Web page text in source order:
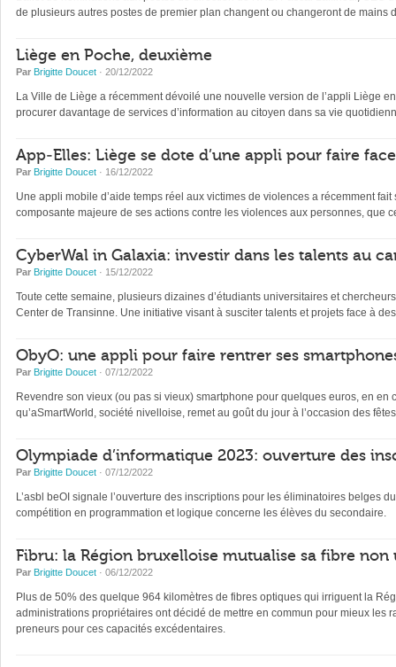
de plusieurs autres postes de premier plan changent ou changeront de mains
Liège en Poche, deuxième
Par Brigitte Doucet · 20/12/2022
La Ville de Liège a récemment dévoilé une nouvelle version de l’appli Liège
procurer davantage de services d’information au citoyen dans sa vie
App-Elles: Liège se dote d’une appli pour faire
Par Brigitte Doucet · 16/12/2022
Une appli mobile d’aide temps réel aux victimes de violences a récemment
composante majeure de ses actions contre les violences aux personnes, que
CyberWal in Galaxia: investir dans les talents au
Par Brigitte Doucet · 15/12/2022
Toute cette semaine, plusieurs dizaines d’étudiants universitaires et
Center de Transinne. Une initiative visant à susciter talents et projets face à
ObyO: une appli pour faire rentrer ses
Par Brigitte Doucet · 07/12/2022
Revendre son vieux (ou pas si vieux) smartphone pour quelques euros, en
qu’aSmartWorld, société nivelloise, remet au goût du jour à l’occasion des
Olympiade d’informatique 2023: ouverture des
Par Brigitte Doucet · 07/12/2022
L’asbl beOI signale l’ouverture des inscriptions pour les éliminatoires belges
compétition en programmation et logique concerne les élèves du secondaire.
Fibru: la Région bruxelloise mutualise sa fibre non
Par Brigitte Doucet · 06/12/2022
Plus de 50% des quelque 964 kilomètres de fibres optiques qui irriguent la
administrations propriétaires ont décidé de mettre en commun pour mieux les
preneurs pour ces capacités excédentaires.